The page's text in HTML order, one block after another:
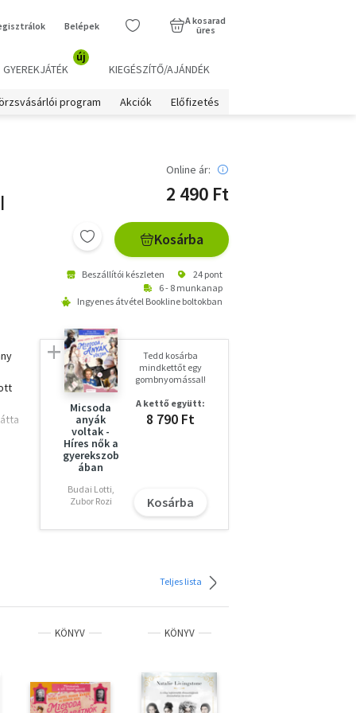
Belépek
A kosarad
üres
GYEREKJÁTÉK
új
KIEGÉSZÍTŐ/AJÁNDÉK
program Akciók Előfizetés
Online ár:
2 490 Ft
Kosárba
Beszállítói készleten
24 pont
6 - 8 munkanap
Ingyenes átvétel Bookline boltokban
Micsoda
anyák
voltak -
Híres nők a
gyerekszob
ában
Budai Lotti,
Zubor Rozi
Tedd kosárba
mindkettőt egy
gombnyomással!
A kettő együtt:
8 790 Ft
Kosárba
Teljes lista
KÖNYV KÖNYV